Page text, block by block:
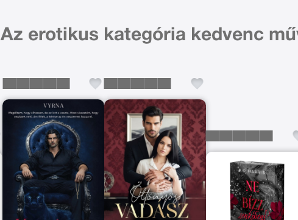
Az erotikus kategória kedvenc